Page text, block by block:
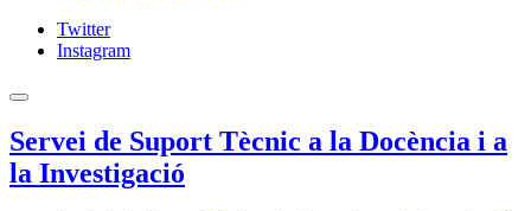
Twitter
Instagram
Servei de Suport Tècnic a la Docència i a
la Investigació